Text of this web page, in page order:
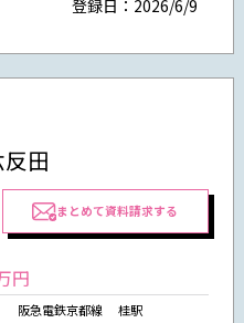
登録日：2026/6/9
田
まとめて資料請求する
円
阪急電鉄京都線 桂駅